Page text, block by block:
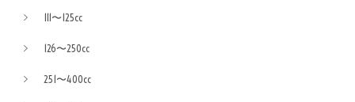
111〜125cc
126〜250cc
251〜400cc